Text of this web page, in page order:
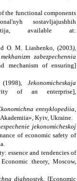
the functional components
sostavljajushhih
available at:
O. M. Liashenko, (2003),
zabezpechennia
mechanism of ensuring]
Jekonomicheskaja
of an enterprise],
entsyklopediia,
Kyiv, Ukraine.
jekonomicheskoj
of economic safety of
essence and tendencies of
theory, Moscow,
diahnostyk, [Economic